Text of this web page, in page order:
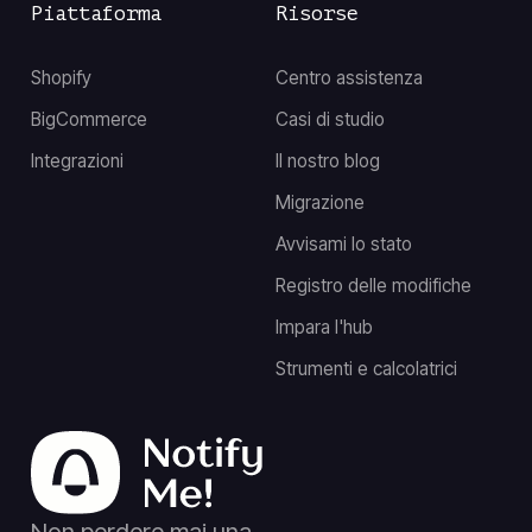
Risorse
Centro assistenza
Casi di studio
Il nostro blog
Migrazione
Avvisami lo stato
Registro delle modifiche
Impara l'hub
Strumenti e calcolatrici
Piattaforma
Shopify
BigCommerce
Integrazioni